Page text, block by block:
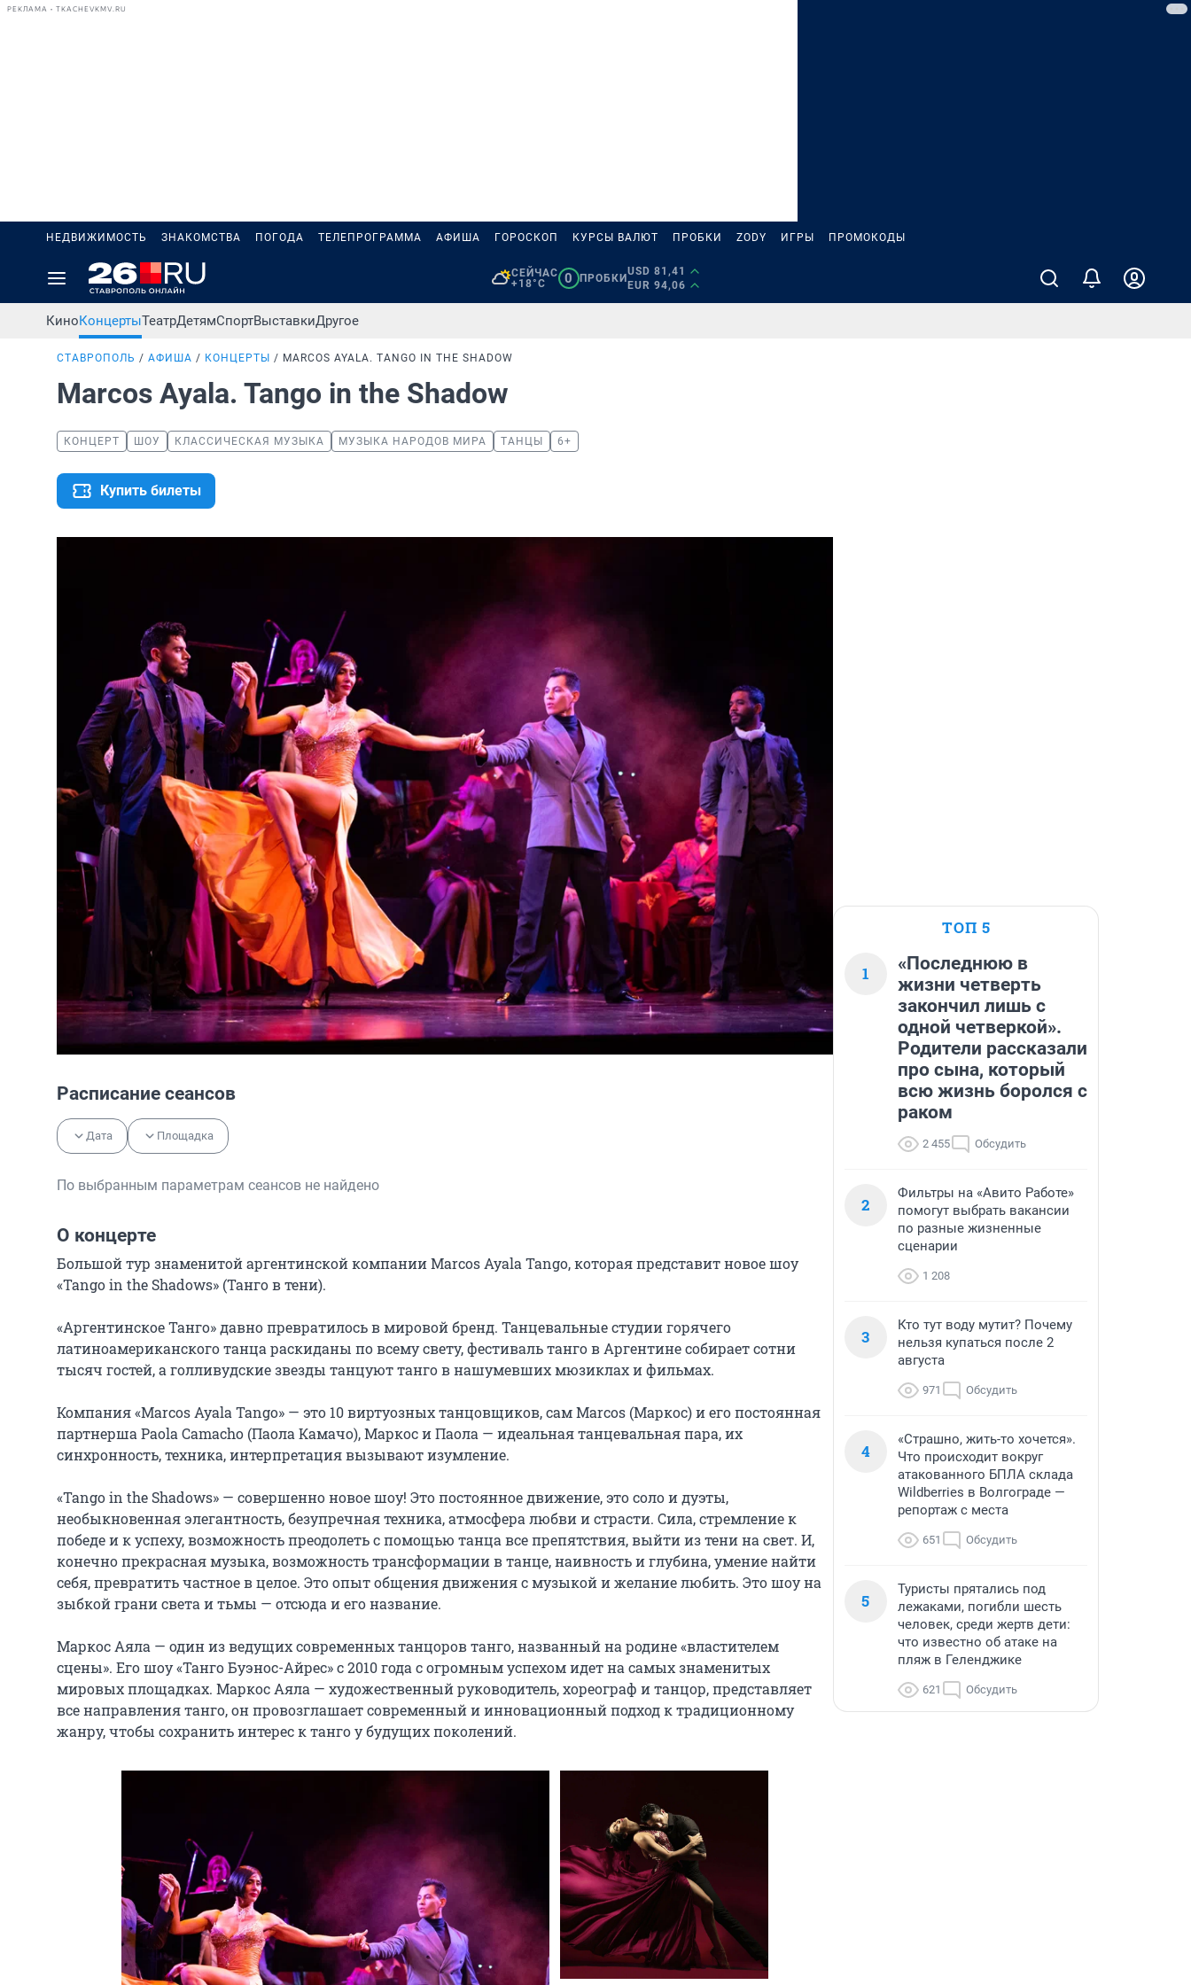
РЕКЛАМА • TKACHEVKMV.RU
НЕДВИЖИМОСТЬ ЗНАКОМСТВА ПОГОДА ТЕЛЕПРОГРАММА АФИША ГОРОСКОП КУРСЫ ВАЛЮТ ПРОБКИ ZODY ИГРЫ ПРОМОКОДЫ
СЕЙЧАС
+18°C
0 ПРОБКИ
USD 81,41
EUR 94,06
КиноКонцертыТеатрДетямСпортВыставкиДругое
СТАВРОПОЛЬ АФИША КОНЦЕРТЫ MARCOS AYALA. TANGO IN THE SHADOW
Marcos Ayala. Tango in the Shadow
КОНЦЕРТ ШОУ КЛАССИЧЕСКАЯ МУЗЫКА МУЗЫКА НАРОДОВ МИРА ТАНЦЫ 6+
Купить билеты
Расписание сеансов
Дата Площадка
По выбранным параметрам сеансов не найдено
О концерте
Большой тур знаменитой аргентинской компании Marcos Ayala Tango, которая представит новое шоу
«Tango in the Shadows» (Танго в тени).
«Аргентинское Танго» давно превратилось в мировой бренд. Танцевальные студии горячего
латиноамериканского танца раскиданы по всему свету, фестиваль танго в Аргентине собирает сотни
тысяч гостей, а голливудские звезды танцуют танго в нашумевших мюзиклах и фильмах.
Компания «Marcos Ayala Tango» — это 10 виртуозных танцовщиков, сам Marcos (Маркос) и его постоянная
партнерша Paola Camacho (Паола Камачо), Маркос и Паола — идеальная танцевальная пара, их
синхронность, техника, интерпретация вызывают изумление.
«Tango in the Shadows» — совершенно новое шоу! Это постоянное движение, это соло и дуэты,
необыкновенная элегантность, безупречная техника, атмосфера любви и страсти. Сила, стремление к
победе и к успеху, возможность преодолеть с помощью танца все препятствия, выйти из тени на свет. И,
конечно прекрасная музыка, возможность трансформации в танце, наивность и глубина, умение найти
себя, превратить частное в целое. Это опыт общения движения с музыкой и желание любить. Это шоу на
зыбкой грани света и тьмы — отсюда и его название.
Маркос Аяла — один из ведущих современных танцоров танго, названный на родине «властителем
сцены». Его шоу «Танго Буэнос-Айрес» с 2010 года с огромным успехом идет на самых знаменитых
мировых площадках. Маркос Аяла — художественный руководитель, хореограф и танцор, представляет
все направления танго, он провозглашает современный и инновационный подход к традиционному
жанру, чтобы сохранить интерес к танго у будущих поколений.
ТОП 5
1
«Последнюю в
жизни четверть
закончил лишь с
одной четверкой».
Родители рассказали
про сына, который
всю жизнь боролся с
раком
2 455 Обсудить
2
Фильтры на «Авито Работе»
помогут выбрать вакансии
по разные жизненные
сценарии
1 208
3
Кто тут воду мутит? Почему
нельзя купаться после 2
августа
971 Обсудить
4
«Страшно, жить-то хочется».
Что происходит вокруг
атакованного БПЛА склада
Wildberries в Волгограде —
репортаж с места
651 Обсудить
5
Туристы прятались под
лежаками, погибли шесть
человек, среди жертв дети:
что известно об атаке на
пляж в Геленджике
621 Обсудить